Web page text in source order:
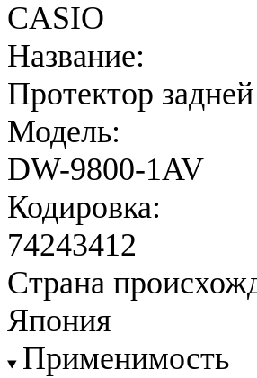
CASIO
Название:
Протектор
Модель:
DW-9800-1AV
Кодировка:
74243412
Страна
Япония
Применимость